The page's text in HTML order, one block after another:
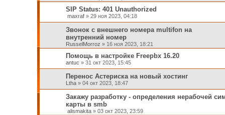
SIP Status: 401 Unauthorized
maxraf» 29 ноя 2023, 04:18
Звонок с внешнего номера multifon на
внутренний номер
RusselMorroz » 16 ноя 2023, 18:21
Помощь в настройке Freepbx 16.20
antuc » 31 окт 2023, 15:45
Перенос Астериска на новый хостинг
Ltha» 04 окт 2023, 18:47
Закажу разработку - определения нерабочей
карты в smb
alismakita» 03 окт 2023, 23:59